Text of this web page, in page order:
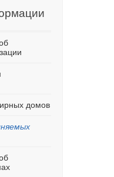
домов